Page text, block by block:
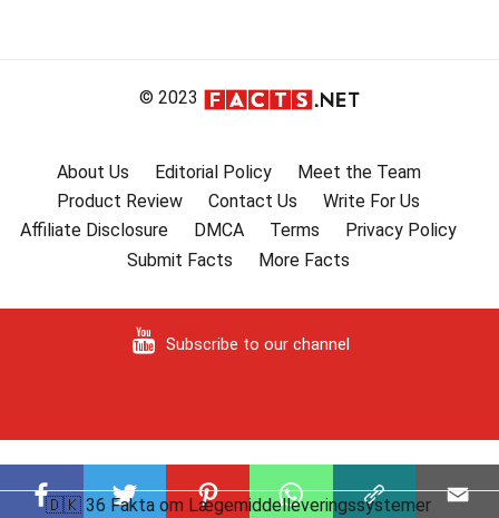
© 2023
About Us Editorial Policy
Meet the Team
Product Review
Contact Us
Write For Us
Affiliate Disclosure
DMCA Terms
Privacy Policy
Submit Facts
More Facts
Subscribe to our channel
🇩🇰 36 Fakta om Lægemiddelleveringssystemer